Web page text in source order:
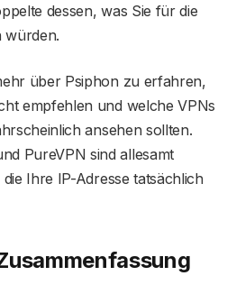
dessen, was Sie für die
würden.
über Psiphon zu erfahren,
empfehlen und welche VPNs
ansehen sollten.
PureVPN sind allesamt
Ihre IP-Adresse tatsächlich